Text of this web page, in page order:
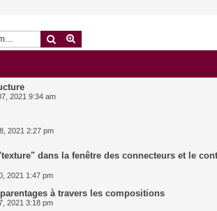
Search
2021 9:34 am
2021 2:27 pm
dans la fenêtre des connecteurs et le
2021 1:47 pm
à travers les compositions
2021 3:18 pm